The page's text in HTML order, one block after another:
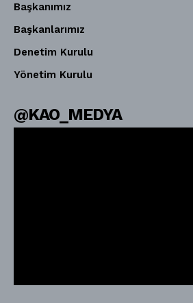
Başkanımız
Başkanlarımız
Denetim Kurulu
Yönetim Kurulu
@KAO_MEDYA